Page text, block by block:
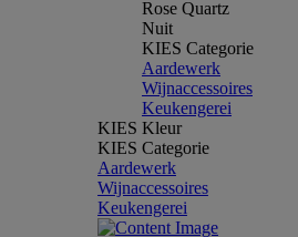
Rose Quartz
Nuit
KIES Categorie
Aardewerk
Wijnaccessoires
Keukengerei
KIES Kleur
KIES Categorie
Aardewerk
Wijnaccessoires
Keukengerei